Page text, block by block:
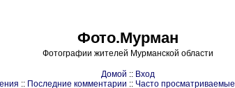
Фото.Мурман
Фотографии жителей Мурманской области
Домой :: Вход
:: Последние комментарии :: Часто просматриваемые